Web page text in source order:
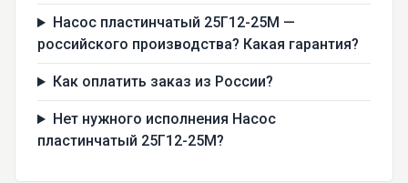
Насос пластинчатый 25Г12-25М —
российского производства? Какая гарантия?
Как оплатить заказ из России?
Нет нужного исполнения Насос
пластинчатый 25Г12-25М?